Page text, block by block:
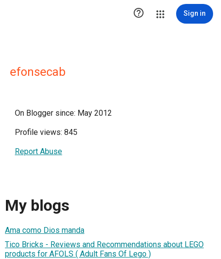
 Sign in
efonsecab
On Blogger since: May 2012
Profile views: 845
Report Abuse
My blogs
Ama como Dios manda
Tico Bricks - Reviews and Recommendations about LEGO
products for AFOLS ( Adult Fans Of Lego )